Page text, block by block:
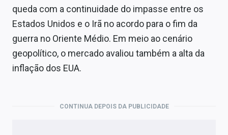
Finanças Pessoais
Mercados
Economia
Empresas
queda com a continuidade do impasse entre os
Estados Unidos e o Irã no acordo para o fim da
guerra no Oriente Médio. Em meio ao cenário
geopolítico, o mercado avaliou também a alta da
inflação dos EUA.
CONTINUA DEPOIS DA PUBLICIDADE